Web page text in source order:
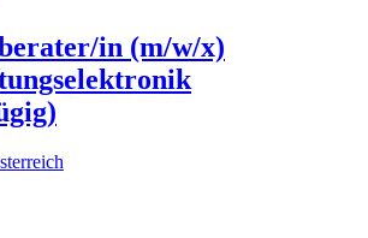
in (m/w/x)